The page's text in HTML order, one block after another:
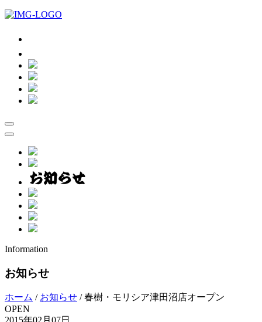
Information
お知らせ
ホーム / お知らせ / 春樹・モリシア津田沼店オープン
OPEN